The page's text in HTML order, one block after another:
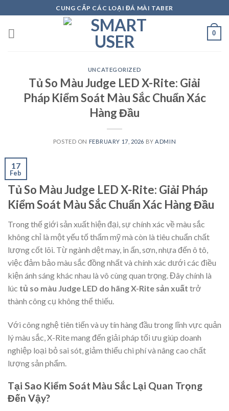
to
content
CUNG CẤP CÁC LOẠI ĐÁ MÀI TABER
0
UNCATEGORIZED
Tủ So Màu Judge LED X-Rite: Giải
Pháp Kiểm Soát Màu Sắc Chuẩn Xác
Hàng Đầu
POSTED ON FEBRUARY 17, 2026 BY ADMIN
17
Feb
Tủ So Màu Judge LED X-Rite: Giải Pháp
Kiểm Soát Màu Sắc Chuẩn Xác Hàng Đầu
Trong thế giới sản xuất hiện đại, sự chính xác về màu sắc
không chỉ là một yếu tố thẩm mỹ mà còn là tiêu chuẩn chất
lượng cốt lõi. Từ ngành dệt may, in ấn, sơn, nhựa đến ô tô,
việc đảm bảo màu sắc đồng nhất và chính xác dưới các điều
kiện ánh sáng khác nhau là vô cùng quan trọng. Đây chính là
lúc tủ so màu Judge LED do hãng X-Rite sản xuất trở
thành công cụ không thể thiếu.
Với công nghệ tiên tiến và uy tín hàng đầu trong lĩnh vực quản
lý màu sắc, X-Rite mang đến giải pháp tối ưu giúp doanh
nghiệp loại bỏ sai sót, giảm thiểu chi phí và nâng cao chất
lượng sản phẩm.
Tại Sao Kiểm Soát Màu Sắc Lại Quan Trọng
Đến Vậy?